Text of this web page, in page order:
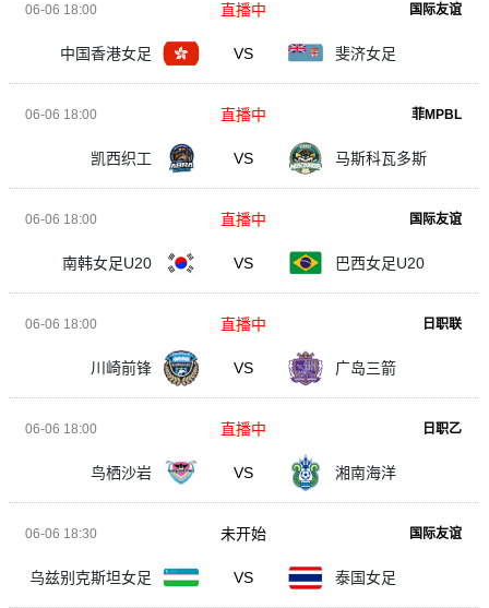
06-06 18:00 国际友谊
中国香港女足 VS 斐济女足
直播中
06-06 18:00 菲MPBL
凯西织工 VS 马斯科瓦多斯
直播中
06-06 18:00 国际友谊
南韩女足U20 VS 巴西女足U20
直播中
06-06 18:00 日职联
川崎前锋 VS 广岛三箭
直播中
06-06 18:00 日职乙
鸟栖沙岩 VS 湘南海洋
直播中
06-06 18:30 国际友谊
乌兹别克斯坦女足 VS 泰国女足
未开始